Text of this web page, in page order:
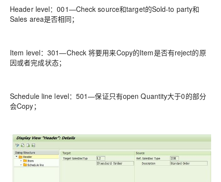
Header level：001—Check source和target的Sold-to party和
Sales area是否相同；
Item level：301—Check 将要用来Copy的Item是否有reject的原
因或者完成状态；
Schedule line level：501—保证只有open Quantity大于0的部分
会Copy；